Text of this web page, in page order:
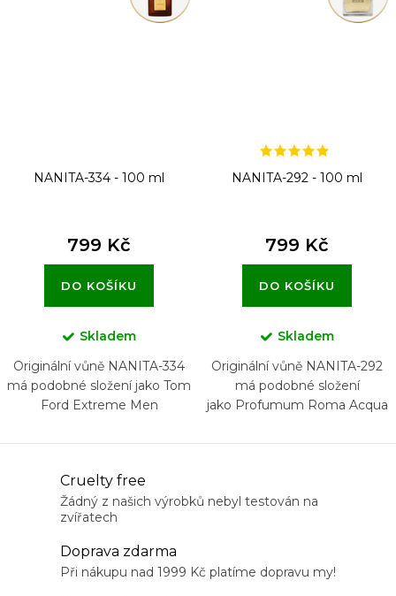
NANITA-334 - 100 ml
799 Kč
DO KOŠÍKU
Skladem
Originální vůně NANITA-334
má podobné složení jako Tom
Ford Extreme Men
NANITA-292 - 100 ml
799 Kč
DO KOŠÍKU
Skladem
Originální vůně NANITA-292
má podobné složení
jako Profumum Roma Acqua
Cruelty free
Žádný z našich výrobků nebyl testován na
zvířatech
Doprava zdarma
Při nákupu nad 1999 Kč platíme dopravu my!